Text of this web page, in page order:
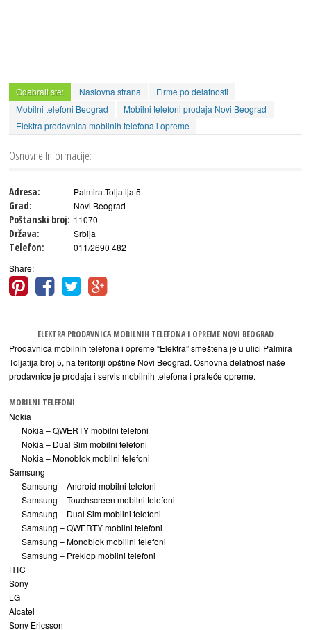
Odabrali ste: Naslovna strana
Firme po delatnosti
Mobilni telefoni Beograd
Mobilni telefoni prodaja Novi Beograd
Elektra prodavnica mobilnih telefona i opreme
Osnovne Informacije:
Adresa: Palmira Toljatija 5
Grad: Novi Beograd
Poštanski broj: 11070
Država: Srbija
Telefon:
011/2690 482
Share:
ELEKTRA PRODAVNICA MOBILNIH TELEFONA I OPREME NOVI BEOGRAD
Prodavnica mobilnih telefona i opreme “Elektra” smeštena je u ulici Palmira
Toljatija broj 5, na teritoriji opštine Novi Beograd. Osnovna delatnost naše
prodavnice je prodaja i servis mobilnih telefona i prateće opreme.
MOBILNI TELEFONI
Nokia
Nokia – QWERTY mobilni telefoni
Nokia – Dual Sim mobilni telefoni
Nokia – Monoblok mobilni telefoni
Samsung
Samsung – Android mobilni telefoni
Samsung – Touchscreen mobilni telefoni
Samsung – Dual Sim mobilni telefoni
Samsung – QWERTY mobilni telefoni
Samsung – Monoblok mobiilni telefoni
Samsung – Preklop mobilni telefoni
HTC
Sony
LG
Alcatel
Sony Ericsson